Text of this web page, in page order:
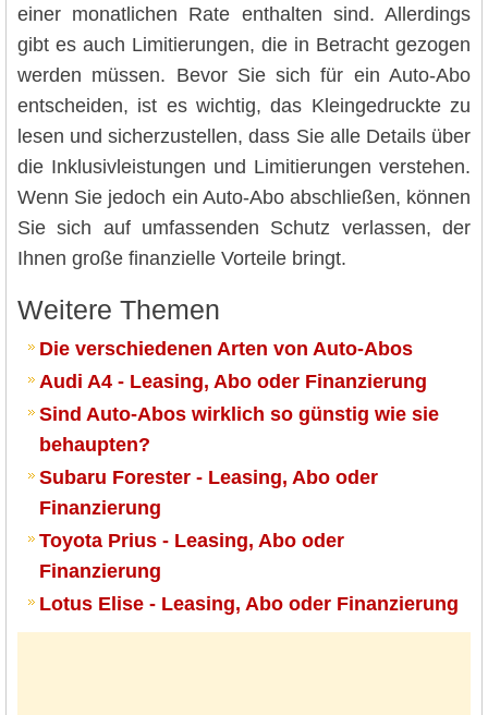
einer monatlichen Rate enthalten sind. Allerdings
gibt es auch Limitierungen, die in Betracht gezogen
werden müssen. Bevor Sie sich für ein Auto-Abo
entscheiden, ist es wichtig, das Kleingedruckte zu
lesen und sicherzustellen, dass Sie alle Details über
die Inklusivleistungen und Limitierungen verstehen.
Wenn Sie jedoch ein Auto-Abo abschließen, können
Sie sich auf umfassenden Schutz verlassen, der
Ihnen große finanzielle Vorteile bringt.
Weitere Themen
Die verschiedenen Arten von Auto-Abos
Audi A4 - Leasing, Abo oder Finanzierung
Sind Auto-Abos wirklich so günstig wie sie
behaupten?
Subaru Forester - Leasing, Abo oder
Finanzierung
Toyota Prius - Leasing, Abo oder
Finanzierung
Lotus Elise - Leasing, Abo oder Finanzierung